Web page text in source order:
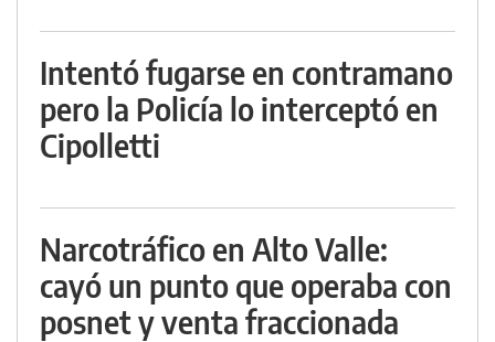
Intentó fugarse en contramano
pero la Policía lo interceptó en
Cipolletti
Narcotráfico en Alto Valle:
cayó un punto que operaba con
posnet y venta fraccionada